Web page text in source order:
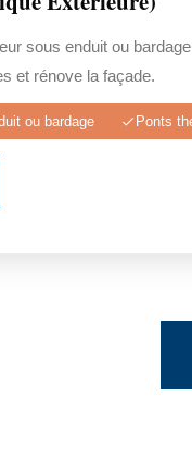
sous enduit ou
et rénove la façade.
ou bardage Ponts